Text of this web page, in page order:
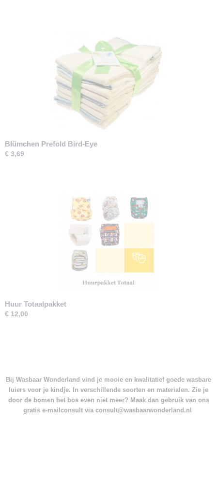
Blümchen Prefold Bird-Eye
€ 3,69
Huur Totaalpakket
€ 12,00
Bij Wasbaar Wonderland vind je mooie en kwalitatief goede wasbare
luiers voor je kindje. In verschillende soorten en materialen. Zie je
door de bomen het bos even niet meer? Maak dan gebruik van ons
gratis e-mailconsult via consult@wasbaarwonderland.nl